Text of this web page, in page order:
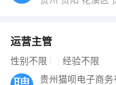
运营主管
性别不限 经验不限
贵州猫呗电子商务